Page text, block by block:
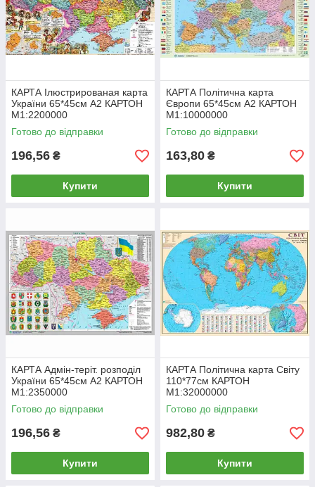
КАРТА Ілюстрированая карта
України 65*45см А2 КАРТОН
М1:2200000
Готово до відправки
196,56 ₴
Купити
КАРТА Політична карта
Європи 65*45см А2 КАРТОН
М1:10000000
Готово до відправки
163,80 ₴
Купити
КАРТА Адмін-теріт. розподіл
України 65*45см А2 КАРТОН
М1:2350000
Готово до відправки
196,56 ₴
Купити
КАРТА Політична карта Світу
110*77см КАРТОН
М1:32000000
Готово до відправки
982,80 ₴
Купити